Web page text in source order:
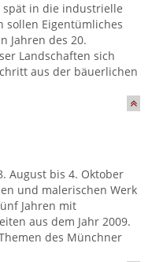
spät in die industrielle
sollen Eigentümliches
Jahren des 20.
Landschaften sich
aus der bäuerlichen
August bis 4. Oktober
und malerischen Werk
Jahren mit
aus dem Jahr 2009.
des Münchner